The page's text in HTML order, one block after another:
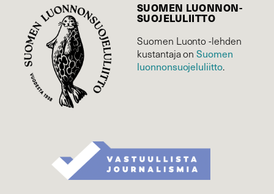
SUOMEN LUONNON­
SUOJELU­LIITTO
Suomen Luonto -lehden
kustantaja onSuomen
luonnonsuojelu­liitto.